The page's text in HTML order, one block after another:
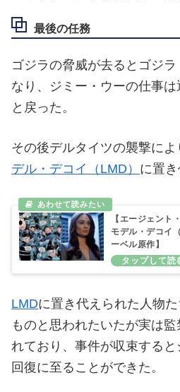
最後の任務
ゴジラの脅威が去るとゴジ
なり、ジミー・ウーの仕事
と戻った。
その後デルタイツの襲撃によ
デル・デコイ（LMD） に置き
【エージェント
モデル・デコイ
ーベル原作】
LMDに置き代えられた人物
ものと思われたいたが実は
れており、事件が収束する
回復に至ることができた。